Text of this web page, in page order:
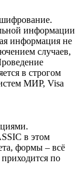
информации
информация не
случаев,
в строгом
МИР, Visa
в этом
формы – всё
по